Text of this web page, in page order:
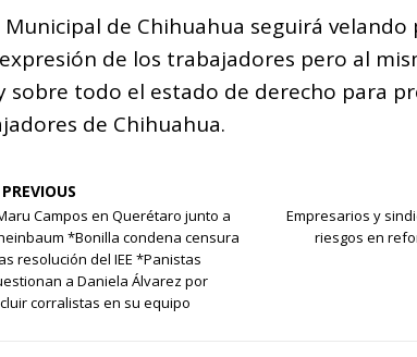
Municipal de Chihuahua seguirá
de los trabajadores pero al
sobre todo el estado de derecho para
de Chihuahua.
PREVIOUS
Campos en Querétaro junto a
*Bonilla condena censura
resolución del IEE *Panistas
a Daniela Álvarez por
corralistas en su equipo
Empresarios y
riesgos en